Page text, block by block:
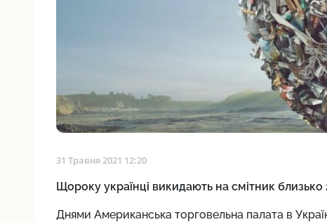
31 Травня 2021 12:20
Щороку українці викидають на смітник
Днями Американська торговельна палата в